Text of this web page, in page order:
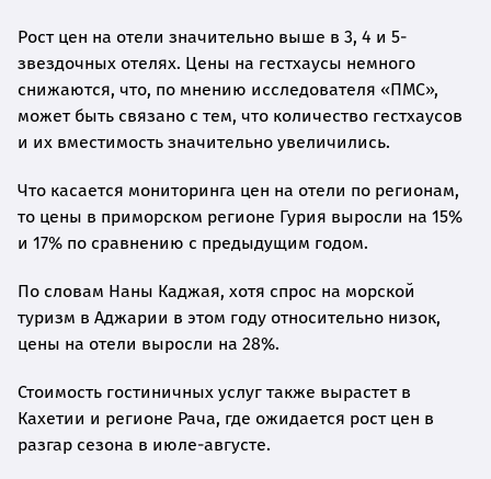
Рост цен на отели значительно выше в 3, 4 и 5-
звездочных отелях. Цены на гестхаусы немного
снижаются, что, по мнению исследователя «ПМС»,
может быть связано с тем, что количество гестхаусов
и их вместимость значительно увеличились.
Что касается мониторинга цен на отели по регионам,
то цены в приморском регионе Гурия выросли на 15%
и 17% по сравнению с предыдущим годом.
По словам Наны Каджая, хотя спрос на морской
туризм в Аджарии в этом году относительно низок,
цены на отели выросли на 28%.
Стоимость гостиничных услуг также вырастет в
Кахетии и регионе Рача, где ожидается рост цен в
разгар сезона в июле-августе.